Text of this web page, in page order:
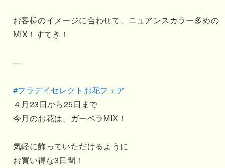
お客様のイメージに合わせて、ニュアンスカラー多めの
MIX！すてき！
—
#フラデイセレクトお花フェア
４月23日から25日まで
今月のお花は、ガーベラMIX！
気軽に飾っていただけるように
お買い得な3日間！